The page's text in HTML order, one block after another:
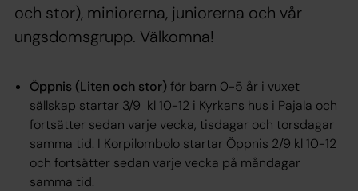
och stor), miniorerna, juniorerna och vår
ungsdomsgrupp. Välkomna!
Öppnis (Liten och stor) för barn 0-5 år i vuxet
sällskap startar 3/9 kl 10-12 i Kyrkans hus i Pajala och
fortsätter sedan varje vecka, tisdagar och torsdagar
samma tid. I Korpilombolo startar Öppnis 2/9 kl 10-12
och fortsätter sedan varje vecka på måndagar
samma tid.